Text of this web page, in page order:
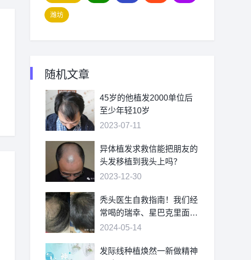
潍坊
随机文章
45岁的他植发2000单位后
至少年轻10岁
2023-07-11
异体植发求救信能把朋友的
头发移植到我头上吗？
2023-12-30
秃头医生自救指南！我们经
常喝的瑞幸、星巴克里面的
咖啡因竟然能防脱发？欧倍
尔还要好用吗？
2024-05-14
发际线种植焕然一新做精神